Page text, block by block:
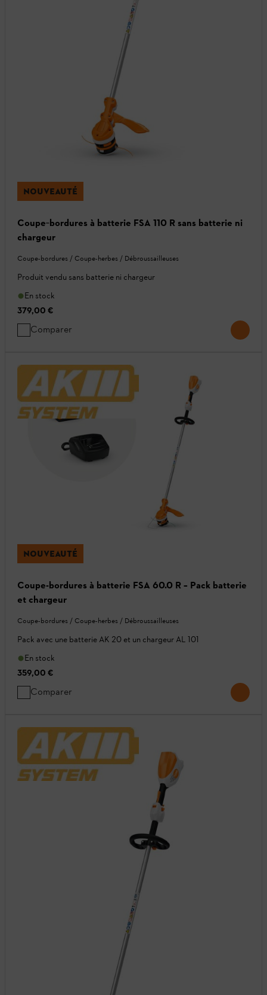
NOUVEAUTÉ
Coupe‑bordures à batterie FSA 110 R sans batterie ni
chargeur
Coupe-bordures / Coupe-herbes / Débroussailleuses
Produit vendu sans batterie ni chargeur
En stock
379,00 €
Comparer
NOUVEAUTÉ
Coupe-bordures à batterie FSA 60.0 R – Pack batterie
et chargeur
Coupe-bordures / Coupe-herbes / Débroussailleuses
Pack avec une batterie AK 20 et un chargeur AL 101
En stock
359,00 €
Comparer